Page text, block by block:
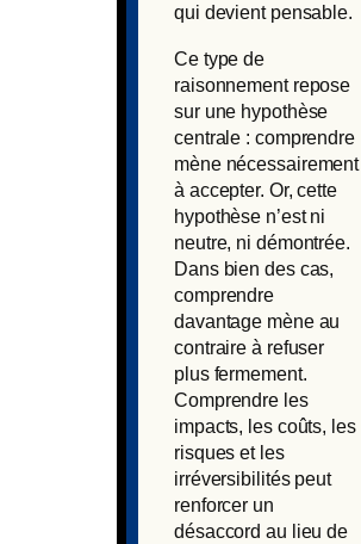
qui devient pensable.
Ce type de
raisonnement repose
sur une hypothèse
centrale : comprendre
mène nécessairement
à accepter. Or, cette
hypothèse n’est ni
neutre, ni démontrée.
Dans bien des cas,
comprendre
davantage mène au
contraire à refuser
plus fermement.
Comprendre les
impacts, les coûts, les
risques et les
irréversibilités peut
renforcer un
désaccord au lieu de